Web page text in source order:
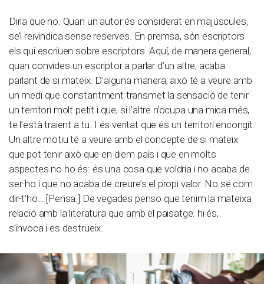
Diria que no. Quan un autor és considerat en majúscules,
se’l reivindica sense reserves. En premsa, són escriptors
els qui escriuen sobre escriptors. Aquí, de manera general,
quan convides un escriptor a parlar d’un altre, acaba
parlant de si mateix. D’alguna manera, això té a veure amb
un medi que constantment transmet la sensació de tenir
un territori molt petit i que, si l’altre n’ocupa una mica més,
te l’està traient a tu. I és veritat que és un territori encongit.
Un altre motiu té a veure amb el concepte de si mateix
que pot tenir això que en diem país i que en molts
aspectes no ho és: és una cosa que voldria i no acaba de
ser-ho i que no acaba de creure’s el propi valor. No sé com
dir-t’ho… [Pensa.] De vegades penso que tenim la mateixa
relació amb la literatura que amb el paisatge: hi és,
s’invoca i es destrueix.